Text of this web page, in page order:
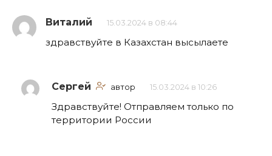
Виталий 15.03.2024 в 08:44
здравствуйте в Казахстан высылаете
Сергей автор 15.03.2024 в 10:26
Здравствуйте! Отправляем только по
территории России